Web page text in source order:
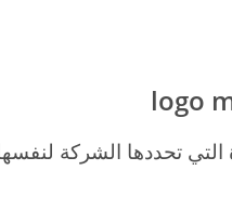
logo
تحددها الشركة